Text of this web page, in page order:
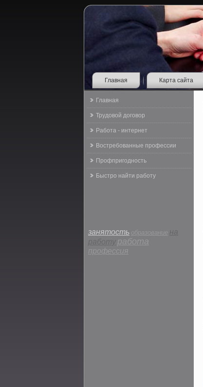
Главная Карта сайта
Главная
Трудовой договор
Работа - интернет
Востребованные профессии
Профпригодность
Быстро найти работу
занятость образование на
работу работа
профессия